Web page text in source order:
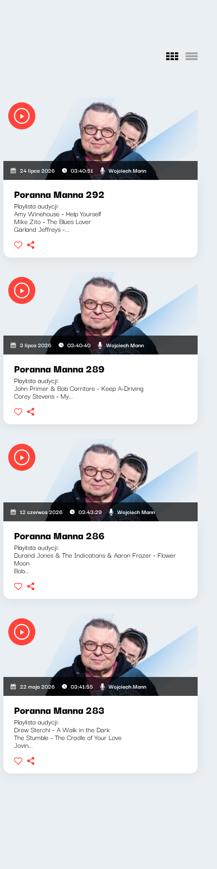
24 lipca 2026 03:40:51 Wojciech Mann
Poranna Manna 292
Playlista audycji:
Amy Winehouse - Help Yourself
Mike Zito - The Blues Lover
Garland Jeffreys -...
3 lipca 2026 03:40:40 Wojciech Mann
Poranna Manna 289
Playlista audycji:
John Primer & Bob Corritore - Keep A-Driving
Corey Stevens - My...
12 czerwca 2026 03:43:29 Wojciech Mann
Poranna Manna 286
Playlista audycji:
Durand Jones & The Indications & Aaron Frazer - Flower
Moon
Bob...
22 maja 2026 03:41:55 Wojciech Mann
Poranna Manna 283
Playlista audycji:
Drew Sterchi - A Walk in the Dark
The Stumble - The Cradle of Your Love
Jovin...